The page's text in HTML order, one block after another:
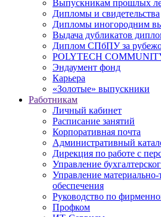
Выпускникам прошлых
Дипломы и свидетельства
Дипломы иногородним
Выдача дубликатов
Диплом СПбПУ за
POLYTECH
Эндаумент фонд
Карьера
«Золотые» выпускники
Работникам
Личный кабинет
Расписание занятий
Корпоративная почта
Административный
Дирекция по работе с
Управление
Управление материально-
обеспечения
Руководство по
Профком